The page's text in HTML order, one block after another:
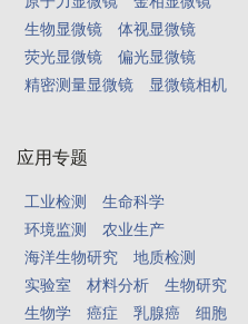
生物显微镜
体视显微镜
荧光显微镜
偏光显微镜
精密测量显微镜
显微镜相机
应用专题
工业检测
生命科学
环境监测
农业生产
海洋生物研究
地质检测
实验室
材料分析
生物研究
生物学
癌症 乳腺癌
细胞